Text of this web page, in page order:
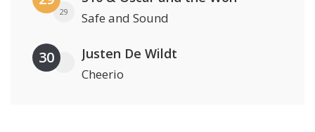
29 Safe and Sound
30 Justen De Wildt
Cheerio